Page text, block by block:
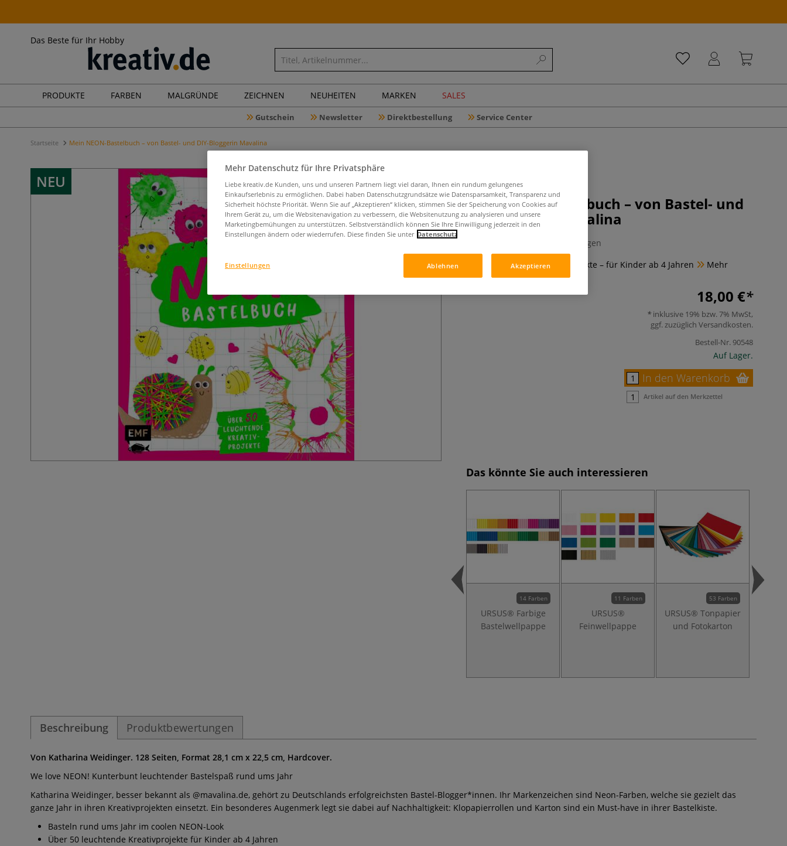
Das Beste für Ihr Hobby
PRODUKTE FARBEN MALGRÜNDE ZEICHNEN NEUHEITEN MARKEN SALES
Gutschein Newsletter Direktbestellung Service Center
Startseite Mein NEON-Bastelbuch – von Bastel- und DIY-Bloggerin Mavalina
NEU
Mein NEON-Bastelbuch – von Bastel- und
DIY-Bloggerin Mavalina
0 Bewertungen
Über 50 leuchtende Kreativprojekte – für Kinder ab 4 Jahren
Mehr
18,00 €
inklusive 19% bzw. 7% MwSt,
ggf. zuzüglich Versandkosten.
Bestell-Nr. 90548
Auf Lager.
In den Warenkorb
Artikel auf den Merkzettel
Das könnte Sie auch interessieren
14 Farben
URSUS® Farbige
Bastelwellpappe
11 Farben
URSUS®
Feinwellpappe
53 Farben
URSUS® Tonpapier
und Fotokarton
Beschreibung Produktbewertungen
Von Katharina Weidinger. 128 Seiten, Format 28,1 cm x 22,5 cm, Hardcover.
We love NEON! Kunterbunt leuchtender Bastelspaß rund ums Jahr
Katharina Weidinger, besser bekannt als @mavalina.de, gehört zu Deutschlands erfolgreichsten Bastel-Blogger*innen. Ihr Markenzeichen sind Neon-Farben, welche sie gezielt das
ganze Jahr in ihren Kreativprojekten einsetzt. Ein besonderes Augenmerk legt sie dabei auf Nachhaltigkeit: Klopapierrollen und Karton sind ein Must-have in ihrer Bastelkiste.
Basteln rund ums Jahr im coolen NEON-Look
Über 50 leuchtende Kreativprojekte für Kinder ab 4 Jahren
Mehr Datenschutz für Ihre Privatsphäre
Liebe kreativ.de Kunden, uns und unseren Partnern liegt viel daran, Ihnen ein rundum gelungenes
Einkaufserlebnis zu ermöglichen. Dabei haben Datenschutzgrundsätze wie Datensparsamkeit, Transparenz und
Sicherheit höchste Priorität. Wenn Sie auf „Akzeptieren“ klicken, stimmen Sie der Speicherung von Cookies auf
Ihrem Gerät zu, um die Websitenavigation zu verbessern, die Websitenutzung zu analysieren und unsere
Marketingbemühungen zu unterstützen. Selbstverständlich können Sie Ihre Einwilligung jederzeit in den
Einstellungen ändern oder wiederrufen. Diese finden Sie unter Datenschutz
Ablehnen Akzeptieren
Einstellungen